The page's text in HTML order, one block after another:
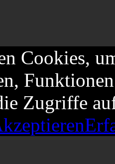
Cookies,
Zugriffe